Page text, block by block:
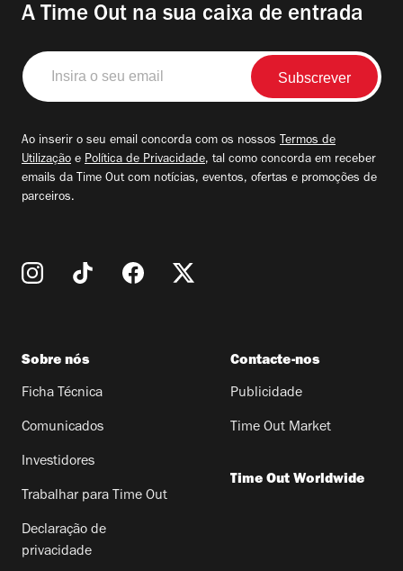
A Time Out na sua caixa de entrada
Insira
o
seu
Ao inserir o seu email concorda com os nossos Termos de
Utilização e Política de Privacidade, tal como concorda em receber
emails da Time Out com notícias, eventos, ofertas e promoções de
parceiros.
Sobre nós
Ficha Técnica
Comunicados
Investidores
Trabalhar para Time Out
Declaração de
privacidade
Contacte-nos
Publicidade
Time Out Market
Time Out Worldwide